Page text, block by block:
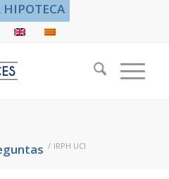
HIPOTECA
/ IRPH UCI